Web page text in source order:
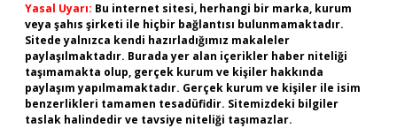
Yasal Uyarı: Bu internet sitesi, herhangi bir marka, kurum
veya şahıs şirketi ile hiçbir bağlantısı bulunmamaktadır.
Sitede yalnızca kendi hazırladığımız makaleler
paylaşılmaktadır. Burada yer alan içerikler haber niteliği
taşımamakta olup, gerçek kurum ve kişiler hakkında
paylaşım yapılmamaktadır. Gerçek kurum ve kişiler ile isim
benzerlikleri tamamen tesadüfidir. Sitemizdeki bilgiler
taslak halindedir ve tavsiye niteliği taşımazlar.